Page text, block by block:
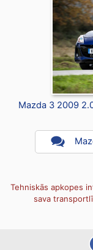
Mazda 3 2009
Tehniskās apkopes
sava